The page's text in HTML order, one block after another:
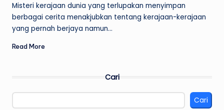
Misteri kerajaan dunia yang terlupakan menyimpan
berbagai cerita menakjubkan tentang kerajaan-kerajaan
yang pernah berjaya namun…
Read More
Cari
Cari